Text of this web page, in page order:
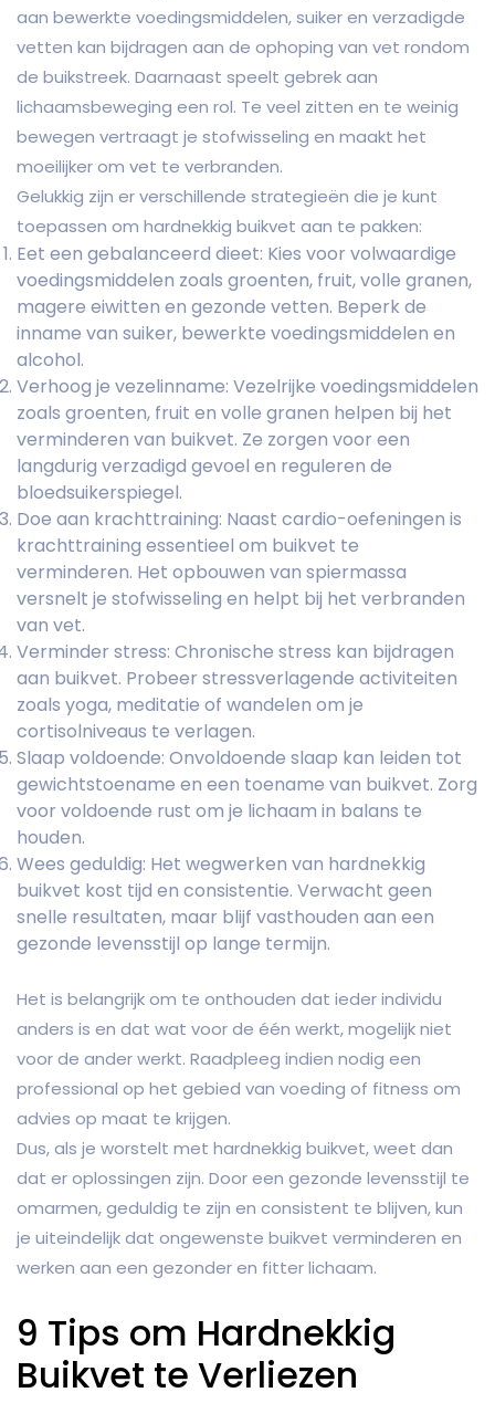
aan bewerkte voedingsmiddelen, suiker en verzadigde
vetten kan bijdragen aan de ophoping van vet rondom
de buikstreek. Daarnaast speelt gebrek aan
lichaamsbeweging een rol. Te veel zitten en te weinig
bewegen vertraagt ​​je stofwisseling en maakt het
moeilijker om vet te verbranden.
Gelukkig zijn er verschillende strategieën die je kunt
toepassen om hardnekkig buikvet aan te pakken:
Eet een gebalanceerd dieet: Kies voor volwaardige
voedingsmiddelen zoals groenten, fruit, volle granen,
magere eiwitten en gezonde vetten. Beperk de
inname van suiker, bewerkte voedingsmiddelen en
alcohol.
Verhoog je vezelinname: Vezelrijke voedingsmiddelen
zoals groenten, fruit en volle granen helpen bij het
verminderen van buikvet. Ze zorgen voor een
langdurig verzadigd gevoel en reguleren de
bloedsuikerspiegel.
Doe aan krachttraining: Naast cardio-oefeningen is
krachttraining essentieel om buikvet te
verminderen. Het opbouwen van spiermassa
versnelt je stofwisseling en helpt bij het verbranden
van vet.
Verminder stress: Chronische stress kan bijdragen
aan buikvet. Probeer stressverlagende activiteiten
zoals yoga, meditatie of wandelen om je
cortisolniveaus te verlagen.
Slaap voldoende: Onvoldoende slaap kan leiden tot
gewichtstoename en een toename van buikvet. Zorg
voor voldoende rust om je lichaam in balans te
houden.
Wees geduldig: Het wegwerken van hardnekkig
buikvet kost tijd en consistentie. Verwacht geen
snelle resultaten, maar blijf vasthouden aan een
gezonde levensstijl op lange termijn.
Het is belangrijk om te onthouden dat ieder individu
anders is en dat wat voor de één werkt, mogelijk niet
voor de ander werkt. Raadpleeg indien nodig een
professional op het gebied van voeding of fitness om
advies op maat te krijgen.
Dus, als je worstelt met hardnekkig buikvet, weet dan
dat er oplossingen zijn. Door een gezonde levensstijl te
omarmen, geduldig te zijn en consistent te blijven, kun
je uiteindelijk dat ongewenste buikvet verminderen en
werken aan een gezonder en fitter lichaam.
9 Tips om Hardnekkig
Buikvet te Verliezen